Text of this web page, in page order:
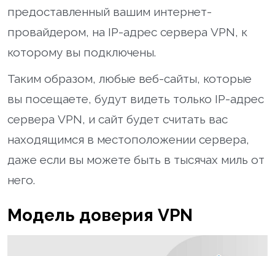
предоставленный вашим интернет-
провайдером, на IP-адрес сервера VPN, к
которому вы подключены.
Таким образом, любые веб-сайты, которые
вы посещаете, будут видеть только IP-адрес
сервера VPN, и сайт будет считать вас
находящимся в местоположении сервера,
даже если вы можете быть в тысячах миль от
него.
Модель доверия VPN